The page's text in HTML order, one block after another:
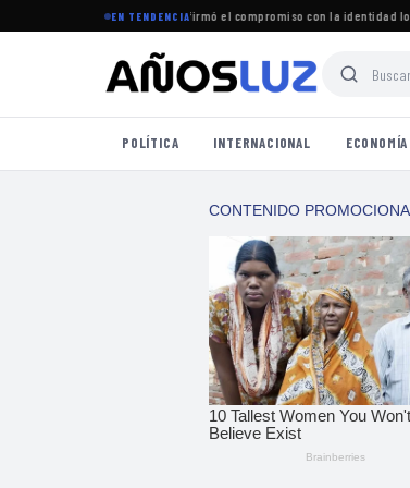
EN TENDENCIA
el período legislativo y reafirmó el compromiso con la identidad local·
POLÍTICA INTERNACIONAL ECONOMÍA